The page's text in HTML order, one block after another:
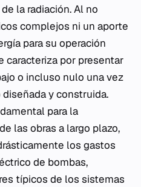
la radiación. Al no
complejos ni un aporte
para su operación
caracteriza por presentar
o incluso nulo una vez
y construida.
para la
las obras a largo plazo,
los gastos
de bombas,
típicos de los sistemas